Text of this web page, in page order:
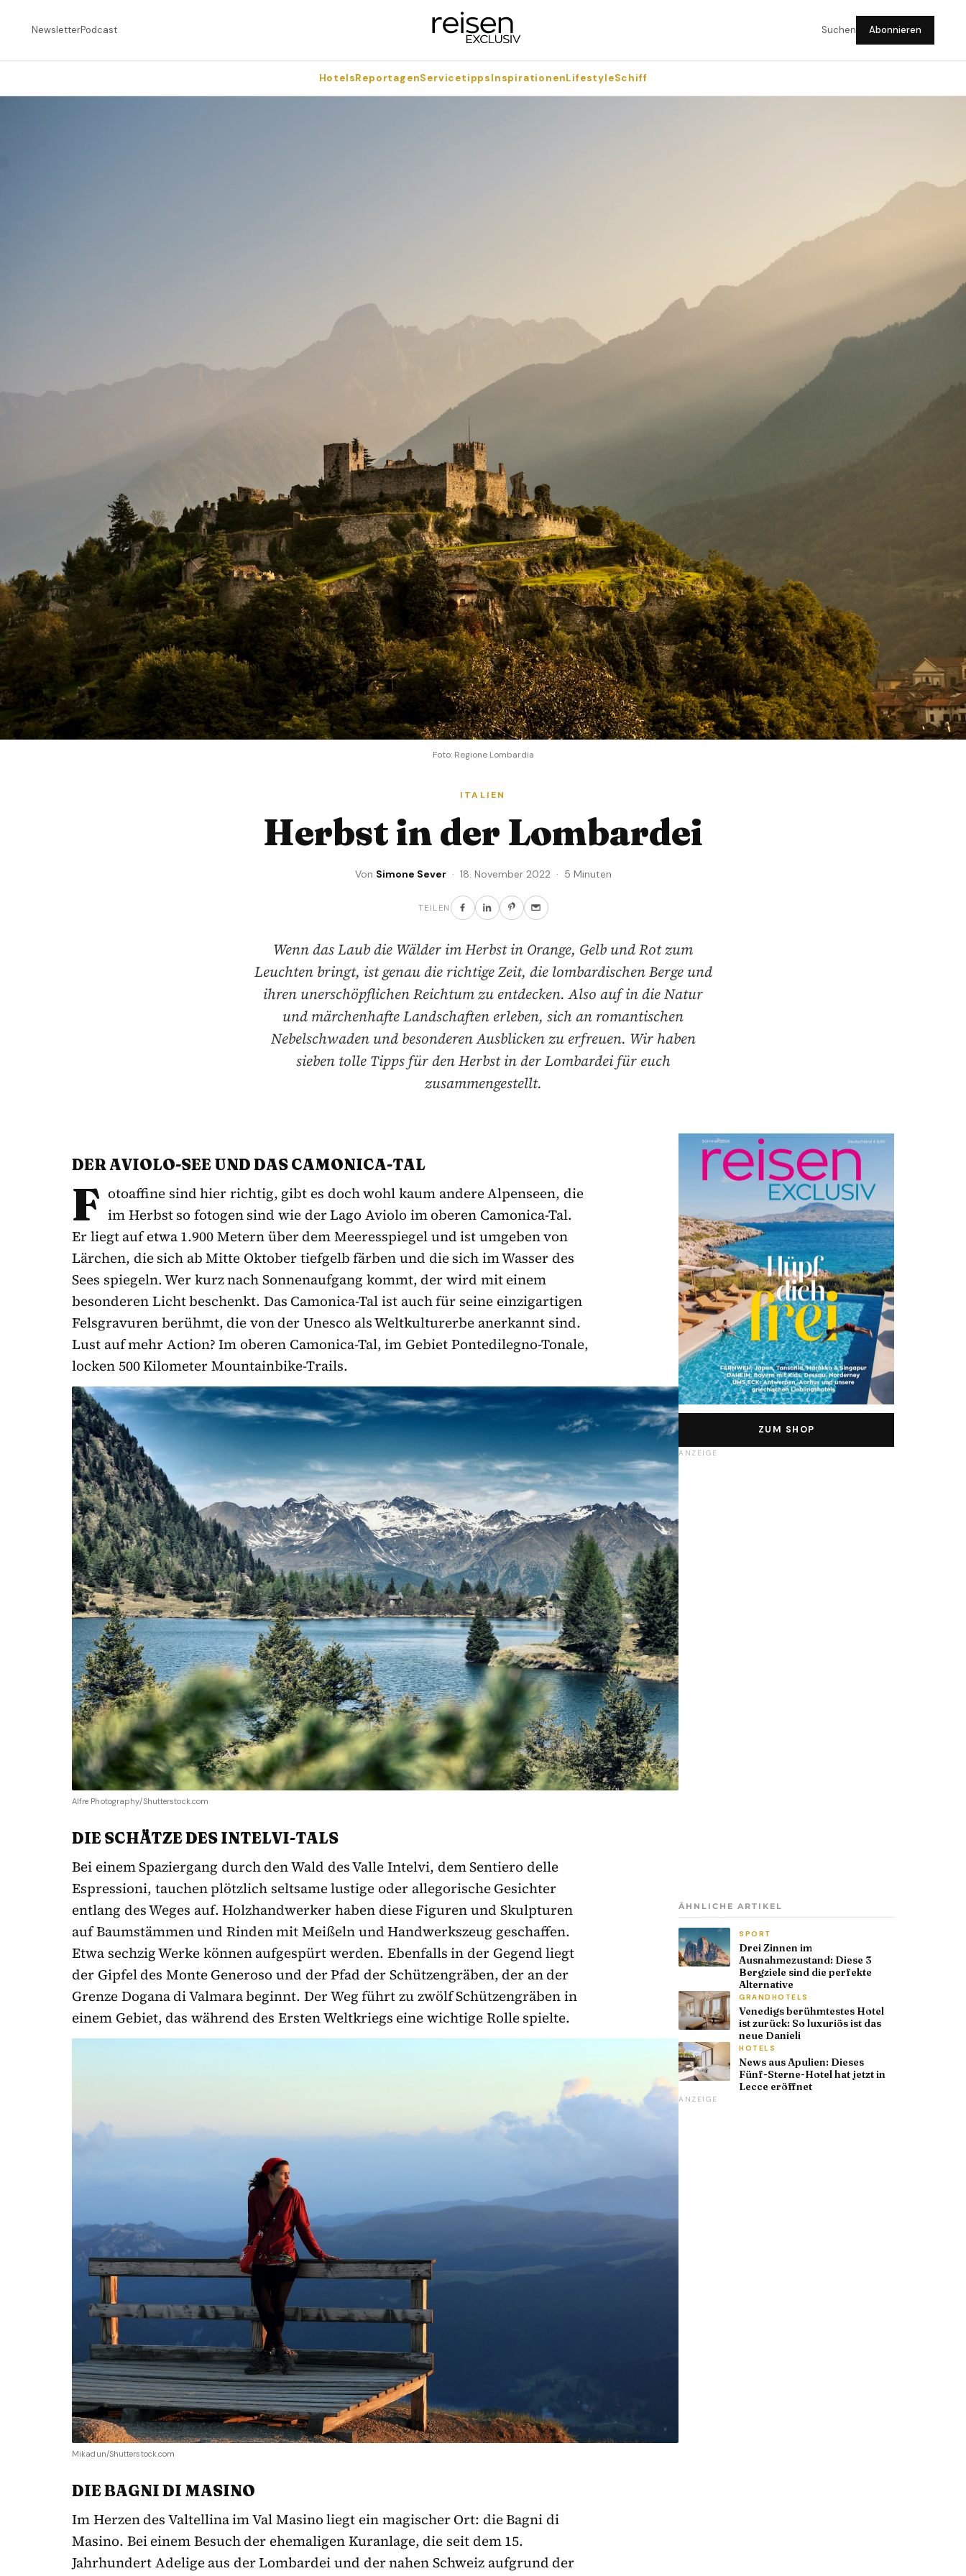
NewsletterPodcast Suchen Abonnieren
HotelsReportagenServicetippsInspirationenLifestyleSchiff
Foto: Regione Lombardia
ITALIEN
Herbst in der Lombardei
Von Simone Sever· 18. November 2022 · 5 Minuten
TEILEN
Wenn das Laub die Wälder im Herbst in Orange, Gelb und Rot zum
Leuchten bringt, ist genau die richtige Zeit, die lombardischen Berge und
ihren unerschöpflichen Reichtum zu entdecken. Also auf in die Natur
und märchenhafte Landschaften erleben, sich an romantischen
Nebelschwaden und besonderen Ausblicken zu erfreuen. Wir haben
sieben tolle Tipps für den Herbst in der Lombardei für euch
zusammengestellt.
DER AVIOLO-SEE UND DAS CAMONICA-TAL
F otoaffine sind hier richtig, gibt es doch wohl kaum andere Alpenseen, die
im Herbst so fotogen sind wie der Lago Aviolo im oberen Camonica-Tal.
Er liegt auf etwa 1.900 Metern über dem Meeresspiegel und ist umgeben von
Lärchen, die sich ab Mitte Oktober tiefgelb färben und die sich im Wasser des
Sees spiegeln. Wer kurz nach Sonnenaufgang kommt, der wird mit einem
besonderen Licht beschenkt. Das Camonica-Tal ist auch für seine einzigartigen
Felsgravuren berühmt, die von der Unesco als Weltkulturerbe anerkannt sind.
Lust auf mehr Action? Im oberen Camonica-Tal, im Gebiet Pontedilegno-Tonale,
locken 500 Kilometer Mountainbike-Trails.
Alfre Photography/Shutterstock.com
DIE SCHÄTZE DES INTELVI-TALS
Bei einem Spaziergang durch den Wald des Valle Intelvi, dem Sentiero delle
Espressioni, tauchen plötzlich seltsame lustige oder allegorische Gesichter
entlang des Weges auf. Holzhandwerker haben diese Figuren und Skulpturen
auf Baumstämmen und Rinden mit Meißeln und Handwerkszeug geschaffen.
Etwa sechzig Werke können aufgespürt werden. Ebenfalls in der Gegend liegt
der Gipfel des Monte Generoso und der Pfad der Schützengräben, der an der
Grenze Dogana di Valmara beginnt. Der Weg führt zu zwölf Schützengräben in
einem Gebiet, das während des Ersten Weltkriegs eine wichtige Rolle spielte.
Mikadun/Shutterstock.com
DIE BAGNI DI MASINO
Im Herzen des Valtellina im Val Masino liegt ein magischer Ort: die Bagni di
Masino. Bei einem Besuch der ehemaligen Kuranlage, die seit dem 15.
Jahrhundert Adelige aus der Lombardei und der nahen Schweiz aufgrund der
ZUM SHOP
ANZEIGE
ÄHNLICHE ARTIKEL
SPORT
Drei Zinnen im
Ausnahmezustand: Diese 3
Bergziele sind die perfekte
Alternative
GRANDHOTELS
Venedigs berühmtestes Hotel
ist zurück: So luxuriös ist das
neue Danieli
HOTELS
News aus Apulien: Dieses
Fünf-Sterne-Hotel hat jetzt in
Lecce eröffnet
ANZEIGE